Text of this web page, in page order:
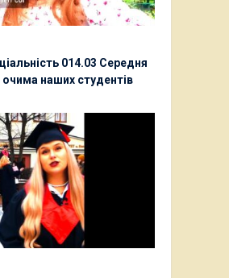
014.03 Середня
очима наших студентів